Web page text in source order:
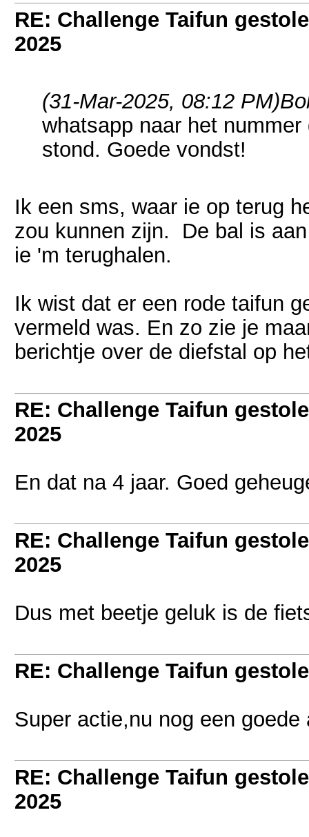
RE: Challenge Taifun
2025
(31-Mar-2025, 08:12 PM)
whatsapp naar het
stond. Goede vondst!
Ik een sms, waar ie op terug
zou kunnen zijn. De bal is
ie 'm terughalen.
Ik wist dat er een rode taifun
vermeld was. En zo zie je
berichtje over de diefstal op
RE: Challenge Taifun
2025
En dat na 4 jaar. Goed
RE: Challenge Taifun
2025
Dus met beetje geluk is de
RE: Challenge Taifun
Super actie,nu nog een goede
RE: Challenge Taifun
2025